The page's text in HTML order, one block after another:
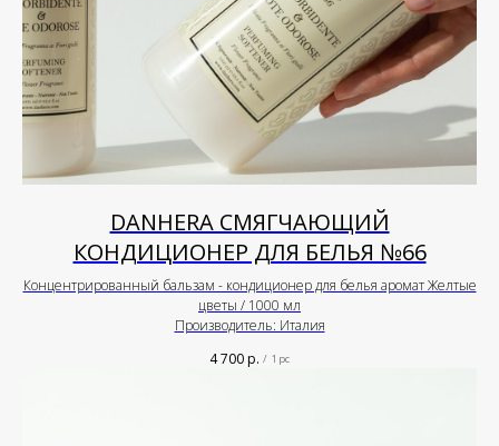
DANHERA СМЯГЧАЮЩИЙ
КОНДИЦИОНЕР ДЛЯ БЕЛЬЯ №66
Концентрированный бальзам - кондиционер для белья аромат Желтые
цветы / 1000 мл
Производитель: Италия
4 700р. / 1 pc